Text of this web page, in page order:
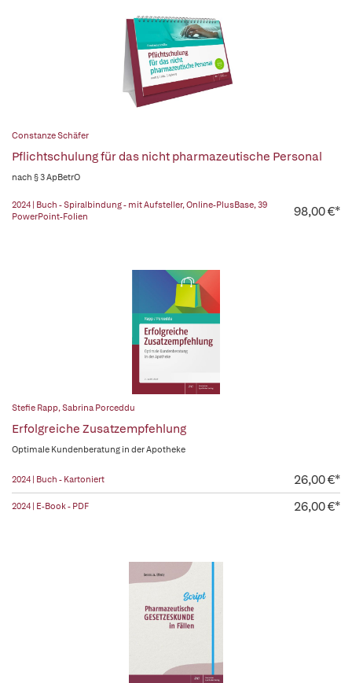
Constanze Schäfer
Pflichtschulung für das nicht pharmazeutische Personal
nach § 3 ApBetrO
2024 | Buch - Spiralbindung - mit Aufsteller, Online-PlusBase, 39
PowerPoint-Folien
98,00 €*
Stefie Rapp,Sabrina Porceddu
Erfolgreiche Zusatzempfehlung
Optimale Kundenberatung in der Apotheke
2024 | Buch - Kartoniert 26,00 €*
2024 | E-Book - PDF 26,00 €*